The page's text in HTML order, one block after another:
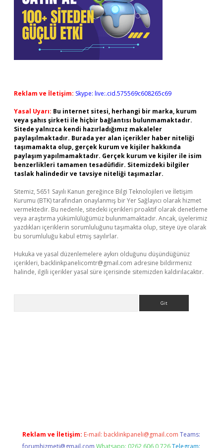
Reklam ve İletişim: Skype: live:.cid.575569c608265c69
Yasal Uyarı: Bu internet sitesi, herhangi bir marka, kurum
veya şahıs şirketi ile hiçbir bağlantısı bulunmamaktadır.
Sitede yalnızca kendi hazırladığımız makaleler
paylaşılmaktadır. Burada yer alan içerikler haber niteliği
taşımamakta olup, gerçek kurum ve kişiler hakkında
paylaşım yapılmamaktadır. Gerçek kurum ve kişiler ile isim
benzerlikleri tamamen tesadüfidir. Sitemizdeki bilgiler
taslak halindedir ve tavsiye niteliği taşımazlar.
Sitemiz, 5651 Sayılı Kanun gereğince Bilgi Teknolojileri ve İletişim
Kurumu (BTK) tarafından onaylanmış bir Yer Sağlayıcı olarak hizmet
vermektedir. Bu nedenle, sitedeki içerikleri proaktif olarak denetleme
veya araştırma yükümlülüğümüz bulunmamaktadır. Ancak, üyelerimiz
yazdıkları içeriklerin sorumluluğunu taşımakta olup, siteye üye olarak
bu sorumluluğu kabul etmiş sayılırlar.
Hukuka ve yasal düzenlemelere aykırı olduğunu düşündüğünüz
içerikleri, backlinkpanelicomtr@gmail.com adresine bildirmeniz
halinde, ilgili içerikler yasal süre içerisinde sitemizden kaldırılacaktır.
Reklam ve İletişim: E-mail: backlinkpaneli@gmail.com Teams:
forumhizmeti@gmail.com Whatsapp: 0262 606 0 726 Telegram: